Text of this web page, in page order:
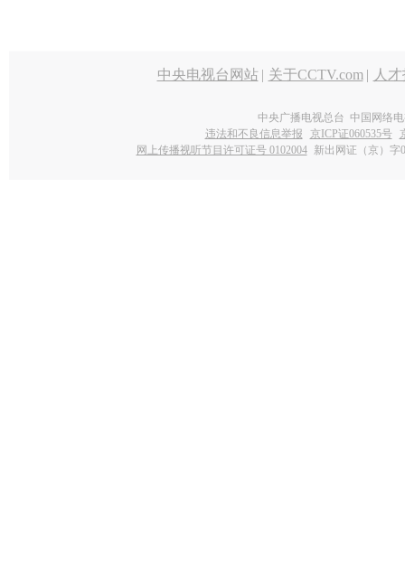
中央电视台网站 | 关于CCTV.com | 人
中央广播电视总台 中国网络
违法和不良信息举报
京ICP证060535号
网上传播视听节目许可证号 0102004 新出网证（京）